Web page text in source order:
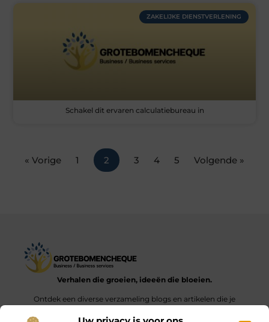
ZAKELIJKE DIENSTVERLENING
Schakel dit ervaren calculatiebureau in
« Vorige 1 2 3 4 5 Volgende »
Verhalen die groeien, ideeën die bloeien.
Ontdek een diverse verzameling blogs en artikelen die je